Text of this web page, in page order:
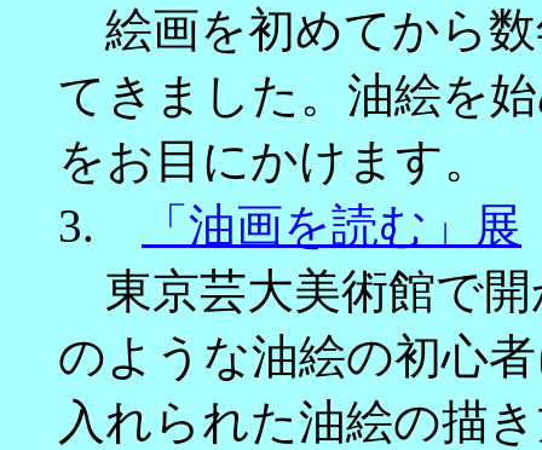
絵画を初めてから
てきました。油絵を
をお目にかけます。
3.
「油画を読む」展
東京芸大美術館で開
のような油絵の初心
入れられた油絵の描